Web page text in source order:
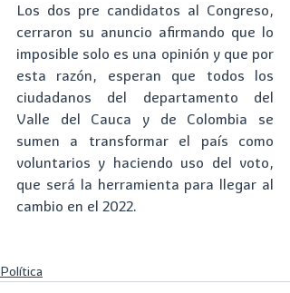
Los dos pre candidatos al Congreso,
cerraron su anuncio afirmando que lo
imposible solo es una opinión y que por
esta razón, esperan que todos los
ciudadanos del departamento del
Valle del Cauca y de Colombia se
sumen a transformar el país como
voluntarios y haciendo uso del voto,
que será la herramienta para llegar al
cambio en el 2022.
Política